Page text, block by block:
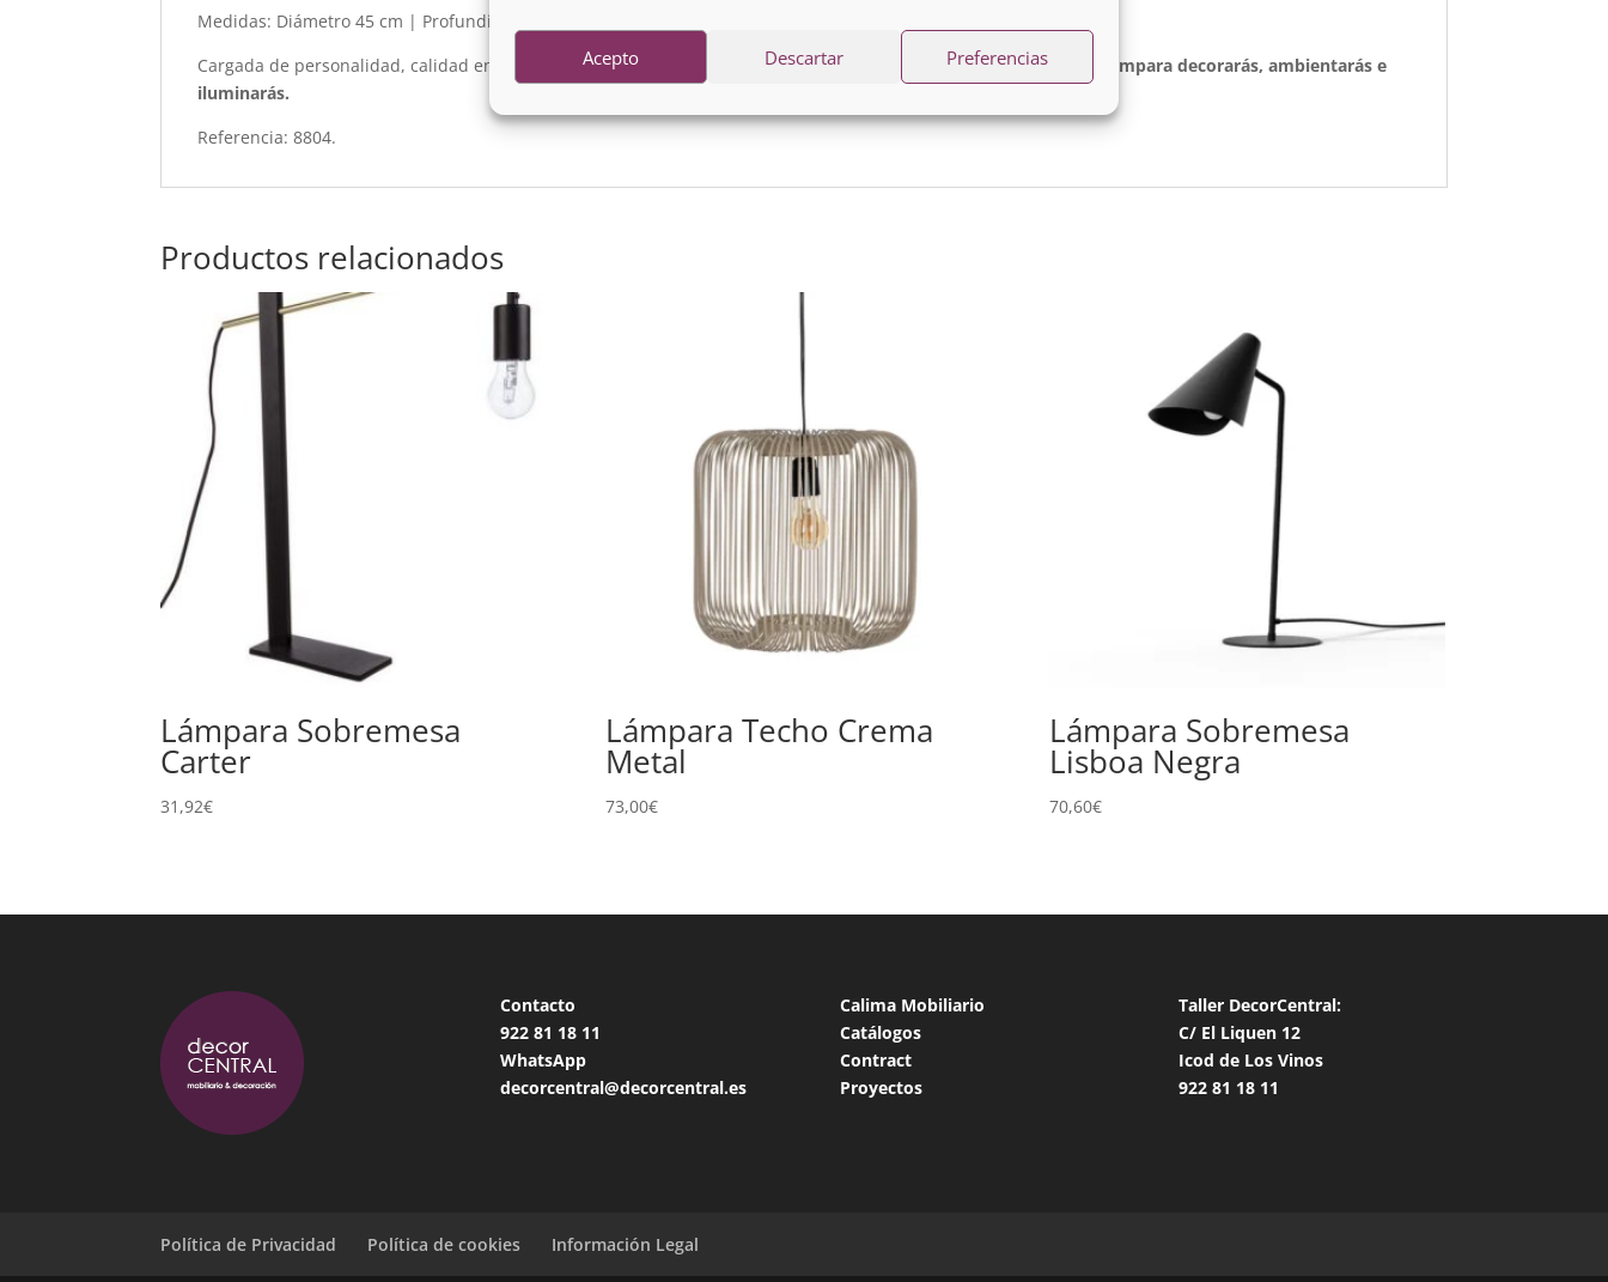
Acepto Descartar Preferencias
Medidas: Diámetro 45 cm | Profundidad de pantalla 90 cm | Alto total 150 cm
Cargada de personalidad, calidad en su diseño y materiales, es más que una pieza de iluminación.Con nuestra lámpara decorarás, ambientarás e
iluminarás.
Referencia: 8804.
Productos relacionados
Lámpara Sobremesa
Carter
31,92€
Lámpara Techo Crema
Metal
73,00€
Lámpara Sobremesa
Lisboa Negra
70,60€
Contacto
922 81 18 11
WhatsApp
decorcentral@decorcentral.es
Calima Mobiliario
Catálogos
Contract
Proyectos
Taller DecorCentral:
C/ El Liquen 12
Icod de Los Vinos
922 81 18 11
Política de Privacidad Política de cookies Información Legal